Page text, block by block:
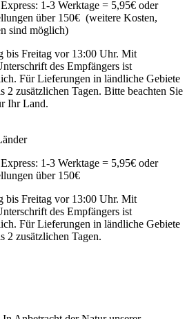
1-3 Werktage = 5,95€ oder
über 150€ (weitere Kosten,
sind möglich)
bis Freitag vor 13:00 Uhr. Mit
des Empfängers ist
Für Lieferungen in ländliche Gebiete
2 zusätzlichen Tagen. Bitte beachten Sie
Ihr Land.
1-3 Werktage = 5,95€ oder
über 150€
bis Freitag vor 13:00 Uhr. Mit
des Empfängers ist
Für Lieferungen in ländliche Gebiete
2 zusätzlichen Tagen.